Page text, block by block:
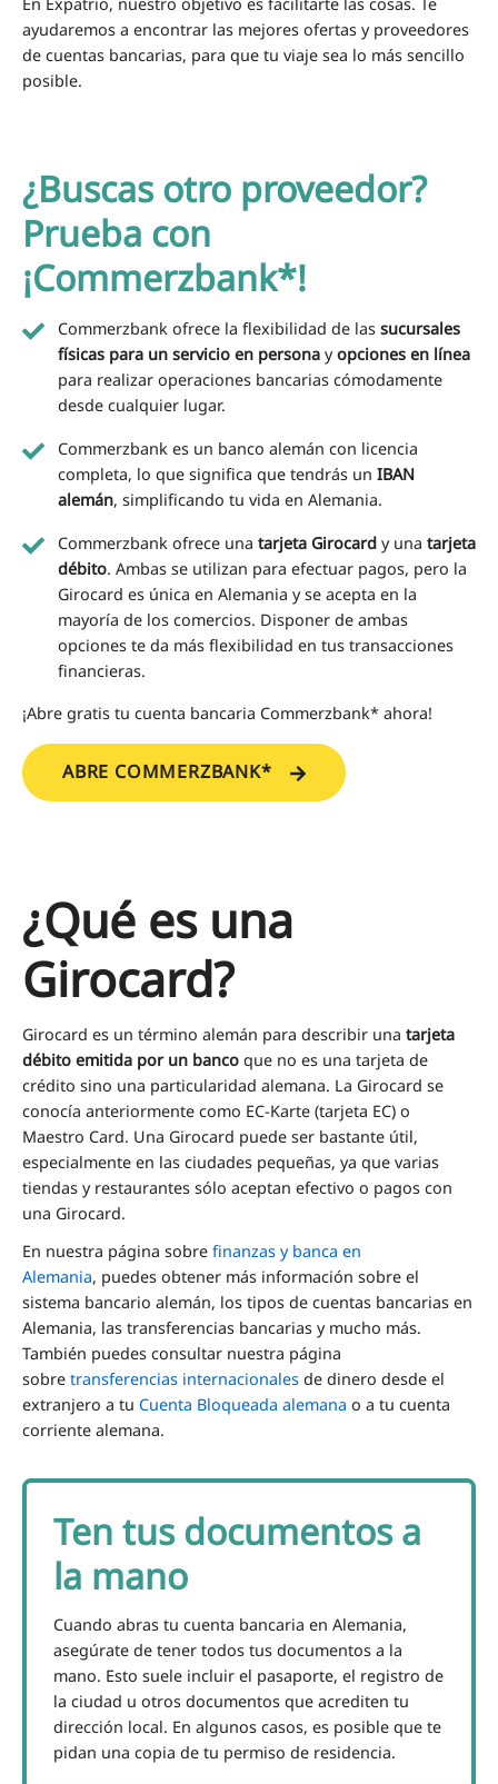
ayudaremos a encontrar las mejores ofertas y proveedores
de cuentas bancarias, para que tu viaje sea lo más sencillo
posible.
¿Buscas otro proveedor?
Prueba con
¡Commerzbank*!
Commerzbank ofrece la flexibilidad de las sucursales
físicas para un servicio en persona yopciones en línea
para realizar operaciones bancarias cómodamente
desde cualquier lugar.
Commerzbank es un banco alemán con licencia
completa, lo que significa que tendrás un IBAN
alemán, simplificando tu vida en Alemania.
Commerzbank ofrece una tarjeta Girocard y una tarjeta
débito. Ambas se utilizan para efectuar pagos, pero la
Girocard es única en Alemania y se acepta en la
mayoría de los comercios. Disponer de ambas
opciones te da más flexibilidad en tus transacciones
financieras.
¡Abre gratis tu cuenta bancaria Commerzbank* ahora!
ABRE COMMERZBANK*
¿Qué es una
Girocard?
Girocard es un término alemán para describir una tarjeta
débito emitida por un banco que no es una tarjeta de
crédito sino una particularidad alemana. La Girocard se
conocía anteriormente como EC-Karte (tarjeta EC) o
Maestro Card. Una Girocard puede ser bastante útil,
especialmente en las ciudades pequeñas, ya que varias
tiendas y restaurantes sólo aceptan efectivo o pagos con
una Girocard.
En nuestra página sobre finanzas y banca en
Alemania, puedes obtener más información sobre el
sistema bancario alemán, los tipos de cuentas bancarias en
Alemania, las transferencias bancarias y mucho más.
También puedes consultar nuestra página
sobre transferencias internacionales de dinero desde el
extranjero a tu Cuenta Bloqueada alemana o a tu cuenta
corriente alemana.
Ten tus documentos a
la mano
Cuando abras tu cuenta bancaria en Alemania,
asegúrate de tener todos tus documentos a la
mano. Esto suele incluir el pasaporte, el registro de
la ciudad u otros documentos que acrediten tu
dirección local. En algunos casos, es posible que te
pidan una copia de tu permiso de residencia.